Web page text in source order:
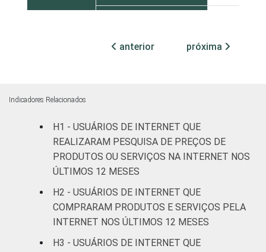
Branca 78
Amarela
Indígena
Não respondeu
GRAU DE
INSTRUÇÃO
Analfabeto/Educação
Infantil
anterior próxima
Indicadores Relacionados
H1 - USUÁRIOS DE INTERNET QUE
REALIZARAM PESQUISA DE PREÇOS DE
PRODUTOS OU SERVIÇOS NA INTERNET NOS
ÚLTIMOS 12 MESES
H2 - USUÁRIOS DE INTERNET QUE
COMPRARAM PRODUTOS E SERVIÇOS PELA
INTERNET NOS ÚLTIMOS 12 MESES
H3 - USUÁRIOS DE INTERNET QUE